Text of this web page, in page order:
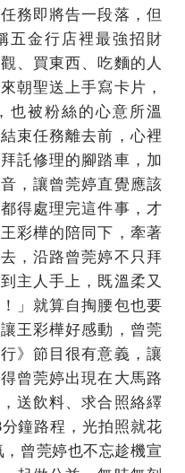
務即將告一段落，但
五金行店裡最強招財
、買東西、吃麵的人
朝聖送上手寫卡片，
也被粉絲的心意所溫
束任務離去前，心裡
託修理的腳踏車，加
，讓曾莞婷直覺應該
得處理完這件事，才
彩樺的陪同下，牽著
，沿路曾莞婷不只拜
主人手上，既溫柔又
」就算自掏腰包也要
王彩樺好感動，曾莞
》節目很有意義，讓
曾莞婷出現在大馬路
送飲料、求合照絡繹
鐘路程，光拍照就花
曾莞婷也不忘趁機宣